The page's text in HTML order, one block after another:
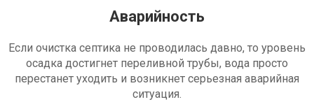
Аварийность
Если очистка септика не проводилась давно, то уровень
осадка достигнет переливной трубы, вода просто
перестанет уходить и возникнет серьезная аварийная
ситуация.